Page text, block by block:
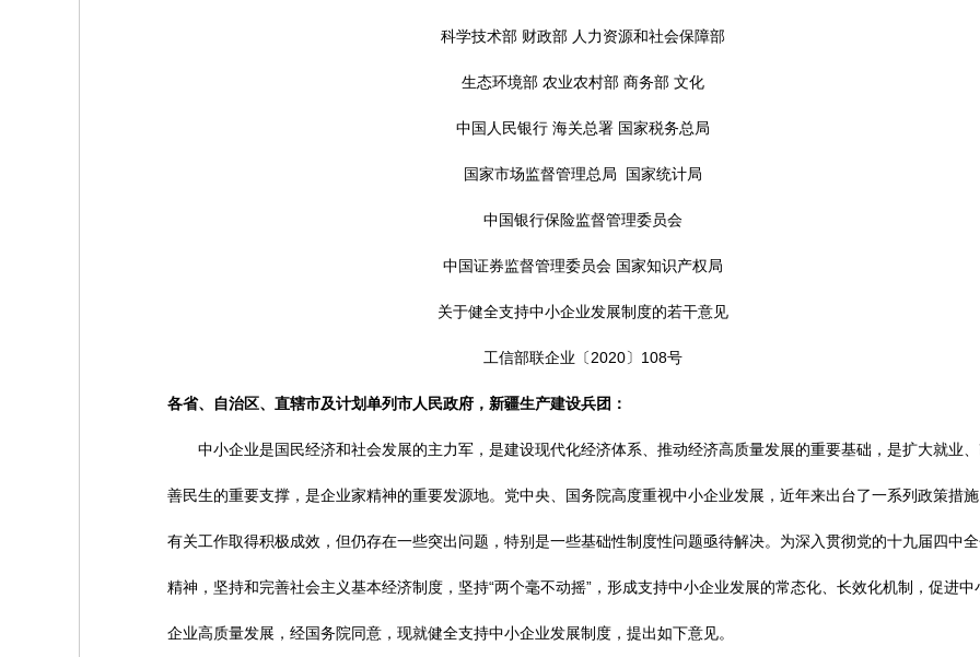
科学技术部 财政部 人力资源和社会保障部
生态环境部 农业农村部 商务部 文化
中国人民银行 海关总署 国家税务总局
国家市场监督管理总局 国家统计局
中国银行保险监督管理委员会
中国证券监督管理委员会 国家知识产权局
关于健全支持中小企业发展制度的若干意见
工信部联企业〔2020〕108号
各省、自治区、直辖市及计划单列市人民政府，新疆生产建设兵团：
中小企业是国民经济和社会发展的主力军，是建设现代化经济体系、推动经济高质量发展的重要基础，是扩大就业
善民生的重要支撑，是企业家精神的重要发源地。党中央、国务院高度重视中小企业发展，近年来出台了一系列政策措施
有关工作取得积极成效，但仍存在一些突出问题，特别是一些基础性制度性问题亟待解决。为深入贯彻党的十九届四中
精神，坚持和完善社会主义基本经济制度，坚持“两个毫不动摇”，形成支持中小企业发展的常态化、长效化机制，促进中
企业高质量发展，经国务院同意，现就健全支持中小企业发展制度，提出如下意见。